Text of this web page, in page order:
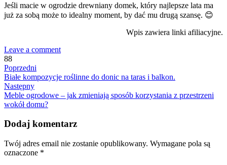
Jeśli macie w ogrodzie drewniany domek, który najlepsze lata ma
już za sobą może to idealny moment, by dać mu drugą szansę. 😊
Wpis zawiera linki afiliacyjne.
Leave a comment
88
Poprzedni
Białe kompozycje roślinne do donic na taras i balkon.
Następny
Meble ogrodowe – jak zmieniają sposób korzystania z przestrzeni
wokół domu?
Dodaj komentarz
Twój adres email nie zostanie opublikowany. Wymagane pola są
oznaczone *